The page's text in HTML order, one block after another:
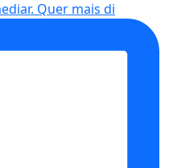
Quer mais di